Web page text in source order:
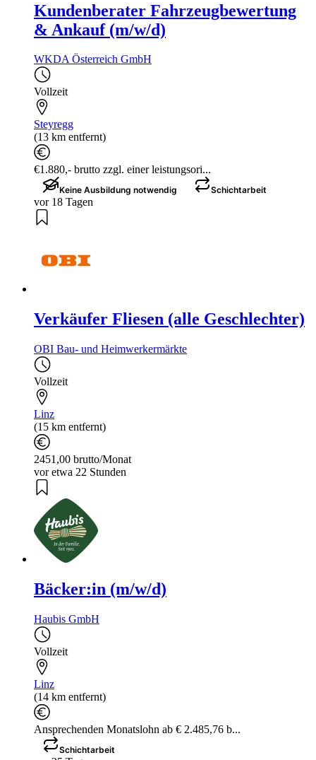
Kundenberater Fahrzeugbewertung
& Ankauf (m/w/d)
WKDA Österreich GmbH
Vollzeit
Steyregg
(13 km entfernt)
€1.880,- brutto zzgl. einer leistungsori...
Keine Ausbildung notwendig Schichtarbeit
vor 18 Tagen
Verkäufer Fliesen (alle Geschlechter)
OBI Bau- und Heimwerkermärkte
Vollzeit
Linz
(15 km entfernt)
2451,00 brutto/Monat
vor etwa 22 Stunden
Bäcker:in (m/w/d)
Haubis GmbH
Vollzeit
Linz
(14 km entfernt)
Ansprechenden Monatslohn ab € 2.485,76 b...
Schichtarbeit